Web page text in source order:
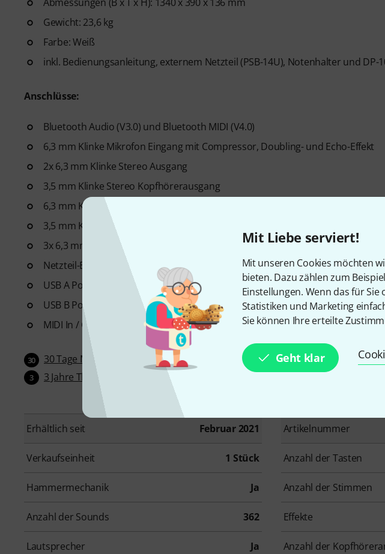
Mit Liebe serviert!
Mit unseren Cookies möchten
bieten. Dazu zählen zum
Einstellungen. Wenn das für
Statistiken und Marketing
Sie können Ihre erteilte
Geht klar
Gewicht: 23,6 kg
Farbe: Weiß
inkl. Bedienungsanleitung, externem Netzteil (PSB-14U), Notenhalter und DP-
Anschlüsse:
Bluetooth Audio (V3.0) und Bluetooth MIDI (V4.0)
6,3 mm Klinke Mikrofon Eingang mit Compressor, Doubling- und Echo-Effekt
2x 6,3 mm Klinke Stereo Ausgang
3,5 mm Klinke Stereo Kopfhörerausgang
6,3 mm Klinke Stereo Kopfhörerausgang
3,5 mm Klinke Stereo Eingang
3x 6,3 mm Pedal-Eingänge: Damper, Sostenuto, Soft
Netzteil-Eingang 24 V DC
USB A Port für Wechseldatenträger
USB B Port zur Computeranbindung
MIDI In / Out
30 30 Tage Money-Back-Garantie
3 3 Jahre Thomann Garantie
Erhältlich seit Februar 2021 Artikelnummer
Verkaufseinheit 1 Stück Anzahl der Tasten
Hammermechanik Ja Anzahl der Stimmen
Anzahl der Sounds 362 Effekte
Lautsprecher Ja Anzahl der